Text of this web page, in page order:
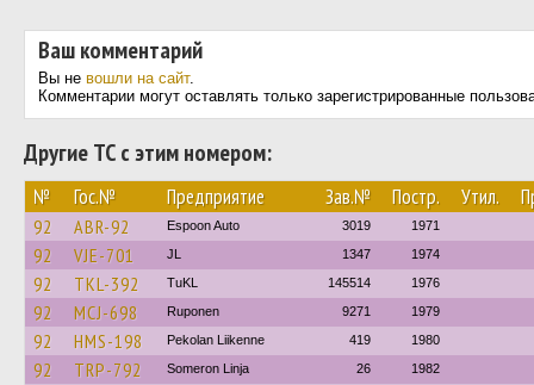
Ваш комментарий
Вы не вошли на сайт.
Комментарии могут оставлять только зарегистрированные
Другие ТС с этим номером:
№ Гос.№ Предприятие Зав.№ Постр. Утил.
92 ABR-92 Espoon Auto 3019 1971
92 VJE-701 JL 1347 1974
92 TKL-392 TuKL 145514 1976
92 MCJ-698 Ruponen 9271 1979
92 HMS-198 Pekolan Liikenne 419 1980
92 TRP-792 Someron Linja 26 1982